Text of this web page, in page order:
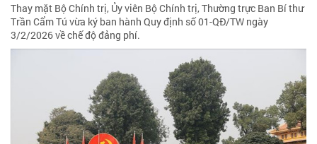
Thay mặt Bộ Chính trị, Ủy viên Bộ Chính trị, Thường trực Ban Bí thư
Trần Cẩm Tú vừa ký ban hành Quy định số 01-QĐ/TW ngày
3/2/2026 về chế độ đảng phí.